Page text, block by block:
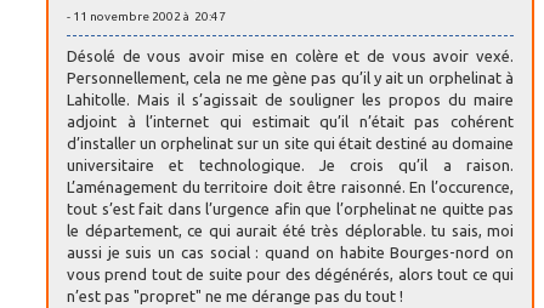
- 11 novembre 2002 à 20:47
Désolé de vous avoir mise en colère et de vous avoir vexé.
Personnellement, cela ne me gène pas qu’il y ait un orphelinat à
Lahitolle. Mais il s’agissait de souligner les propos du maire
adjoint à l’internet qui estimait qu’il n’était pas cohérent
d’installer un orphelinat sur un site qui était destiné au domaine
universitaire et technologique. Je crois qu’il a raison.
L’aménagement du territoire doit être raisonné. En l’occurence,
tout s’est fait dans l’urgence afin que l’orphelinat ne quitte pas
le département, ce qui aurait été très déplorable. tu sais, moi
aussi je suis un cas social : quand on habite Bourges-nord on
vous prend tout de suite pour des dégénérés, alors tout ce qui
n’est pas "propret" ne me dérange pas du tout !